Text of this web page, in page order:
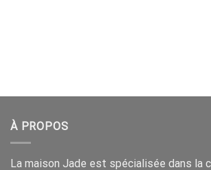
À PROPOS
La maison Jade est spécialisée dans la